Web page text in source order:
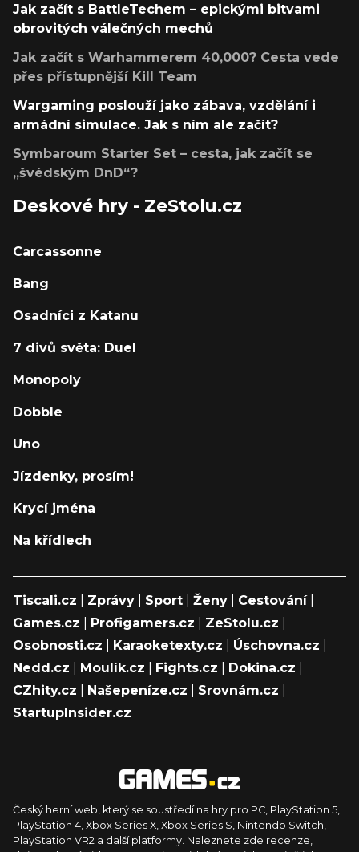
Jak začít s BattleTechem – epickými bitvami
obrovitých válečných mechů
Jak začít s Warhammerem 40,000? Cesta vede
přes přístupnější Kill Team
Wargaming poslouží jako zábava, vzdělání i
armádní simulace. Jak s ním ale začít?
Symbaroum Starter Set – cesta, jak začít se
„švédským DnD“?
Deskové hry - ZeStolu.cz
Carcassonne
Bang
Osadníci z Katanu
7 divů světa: Duel
Monopoly
Dobble
Uno
Jízdenky, prosím!
Krycí jména
Na křídlech
Tiscali.cz Zprávy Sport Ženy Cestování|
Games.cz
Profigamers.cz ZeStolu.cz
Osobnosti.cz
Karaoketexty.cz Úschovna.cz
Nedd.cz
Moulík.cz Fights.cz Dokina.cz
CZhity.cz
Našepeníze.cz Srovnám.cz
StartupInsider.cz
Český herní web, který se soustředí na hry pro PC, PlayStation 5,
PlayStation 4, Xbox Series X, Xbox Series S, Nintendo Switch,
PlayStation VR2 a další platformy. Naleznete zde recenze,